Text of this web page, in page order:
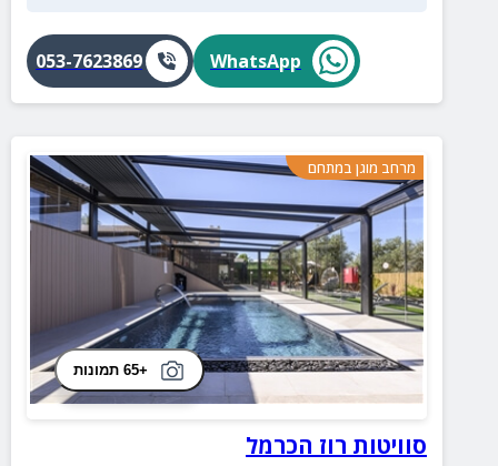
WhatsApp
053-7623869
מרחב מוגן במתחם
+65 תמונות
סוויטות רוז הכרמל